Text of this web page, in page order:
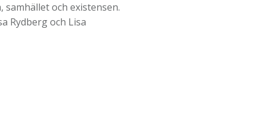
och existensen.
Rydberg och Lisa